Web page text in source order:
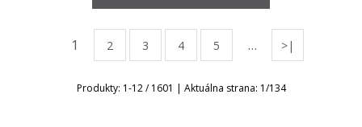
1 2 3 4 5 … >|
Produkty: 1-12/1601 | Aktuálna strana: 1/134